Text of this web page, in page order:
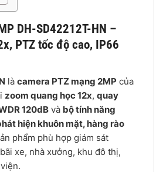
DH-SD42212T-HN –
PTZ tốc độ cao, IP66
là camera PTZ mạng 2MP của
zoom quang học 12x, quay
120dB và bộ tính năng
hiện khuôn mặt, hàng rào
phẩm phù hợp giám sát
xe, nhà xưởng, khu đô thị,